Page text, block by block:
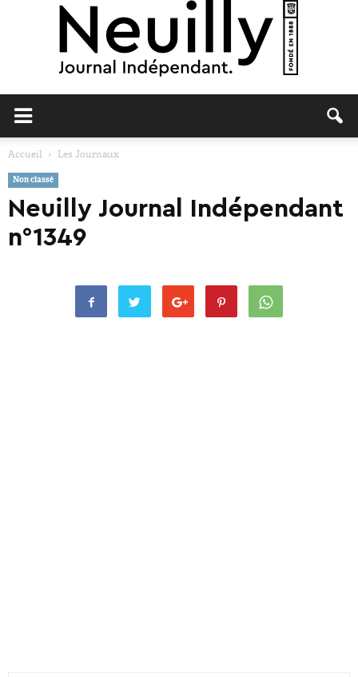
Accueil Les Journaux
Non classé
Neuilly Journal Indépendant
n°1349